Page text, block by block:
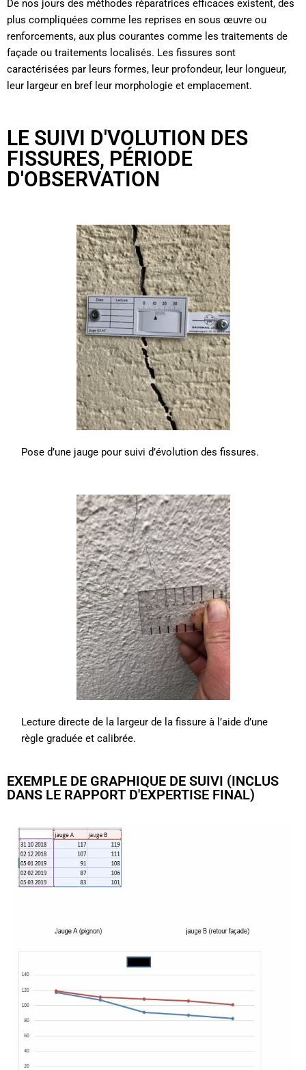
De nos jours des méthodes réparatrices efficaces existent, des
plus compliquées comme les reprises en sous œuvre ou
renforcements, aux plus courantes comme les traitements de
façade ou traitements localisés. Les fissures sont
caractérisées par leurs formes, leur profondeur, leur longueur,
leur largeur en bref leur morphologie et emplacement.
LE SUIVI D'VOLUTION DES
FISSURES, PÉRIODE
D'OBSERVATION
Pose d’une jauge pour suivi d’évolution des fissures.
Lecture directe de la largeur de la fissure à l’aide d’une
règle graduée et calibrée.
EXEMPLE DE GRAPHIQUE DE SUIVI (INCLUS
DANS LE RAPPORT D'EXPERTISE FINAL)